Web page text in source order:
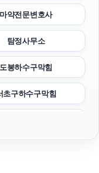
마약전문변호사
탐정사무소
도봉하수구막힘
초구하수구막힘